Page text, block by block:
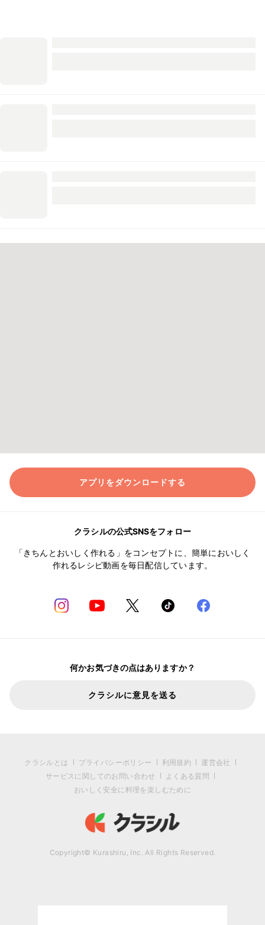
アプリをダウンロードする
クラシルの公式SNSをフォロー
「きちんとおいしく作れる」をコンセプトに、簡単においしく
作れるレシピ動画を毎日配信しています。
何かお気づきの点はありますか？
クラシルに意見を送る
クラシルとは プライバシーポリシー 利用規約
運営会社
サービスに関してのお問い合わせ
よくある質問
おいしく安全に料理を楽しむために
Copyright© Kurashiru, Inc. All Rights Reserved.